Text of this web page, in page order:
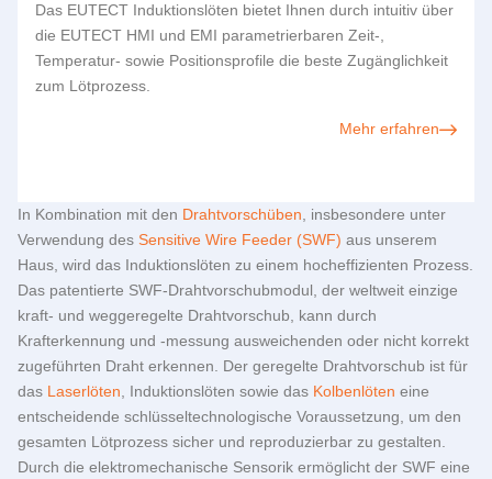
Das EUTECT Induktionslöten bietet Ihnen durch intuitiv über
die EUTECT HMI und EMI parametrierbaren Zeit-,
Temperatur- sowie Positionsprofile die beste Zugänglichkeit
zum Lötprozess.
Mehr erfahren
In Kombination mit den Drahtvorschüben , insbesondere unter
Verwendung des Sensitive Wire Feeder (SWF) aus unserem
Haus, wird das Induktionslöten zu einem hocheffizienten Prozess.
Das patentierte SWF-Drahtvorschubmodul, der weltweit einzige
kraft- und weggeregelte Drahtvorschub, kann durch
Krafterkennung und -messung ausweichenden oder nicht korrekt
zugeführten Draht erkennen. Der geregelte Drahtvorschub ist für
das Laserlöten , Induktionslöten sowie das Kolbenlöten eine
entscheidende schlüsseltechnologische Voraussetzung, um den
gesamten Lötprozess sicher und reproduzierbar zu gestalten.
Durch die elektromechanische Sensorik ermöglicht der SWF eine